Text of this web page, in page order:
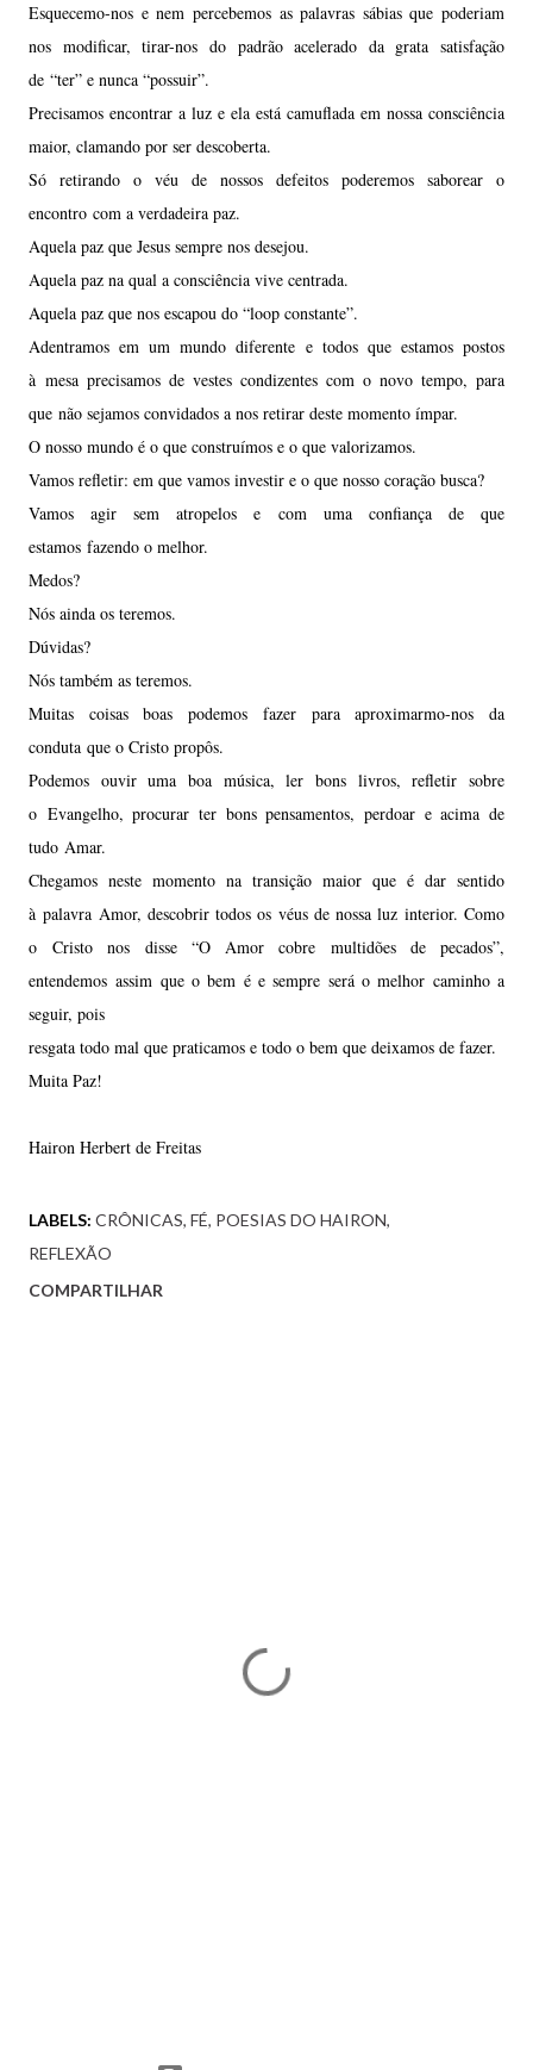
Esquecemo-nos e nem percebemos as palavras sábias que poderiam
nos modificar, tirar-nos do padrão acelerado da grata satisfação
de “ter” e nunca “possuir”.
Precisamos encontrar a luz e ela está camuflada em nossa consciência
maior, clamando por ser descoberta.
Só retirando o véu de nossos defeitos poderemos saborear o
encontro com a verdadeira paz.
Aquela paz que Jesus sempre nos desejou.
Aquela paz na qual a consciência vive centrada.
Aquela paz que nos escapou do “loop constante”.
Adentramos em um mundo diferente e todos que estamos postos
à mesa precisamos de vestes condizentes com o novo tempo, para
que não sejamos convidados a nos retirar deste momento ímpar.
O nosso mundo é o que construímos e o que valorizamos.
Vamos refletir: em que vamos investir e o que nosso coração busca?
Vamos agir sem atropelos e com uma confiança de que
estamos fazendo o melhor.
Medos?
Nós ainda os teremos.
Dúvidas?
Nós também as teremos.
Muitas coisas boas podemos fazer para aproximarmo-nos da
conduta que o Cristo propôs.
Podemos ouvir uma boa música, ler bons livros, refletir sobre
o Evangelho, procurar ter bons pensamentos, perdoar e acima de
tudo Amar.
Chegamos neste momento na transição maior que é dar sentido
à palavra Amor, descobrir todos os véus de nossa luz interior. Como
o Cristo nos disse “O Amor cobre multidões de pecados”,
entendemos assim que o bem é e sempre será o melhor caminho a
seguir, pois
resgata todo mal que praticamos e todo o bem que deixamos de fazer.
Muita Paz!
Hairon Herbert de Freitas
LABELS: CRÔNICAS FÉ POESIAS DO HAIRON
REFLEXÃO
COMPARTILHAR